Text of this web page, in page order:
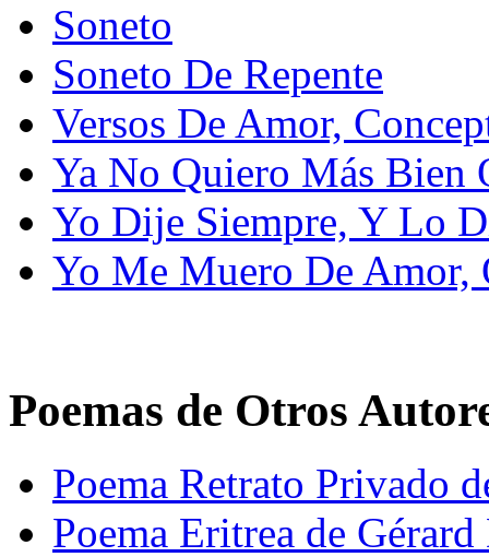
Soneto
Soneto De Repente
Versos De Amor,
Ya No Quiero Más Bien
Yo Dije Siempre, Y Lo
Yo Me Muero De Amor,
Poemas de Otros
Poema Retrato Privado
Poema Eritrea de